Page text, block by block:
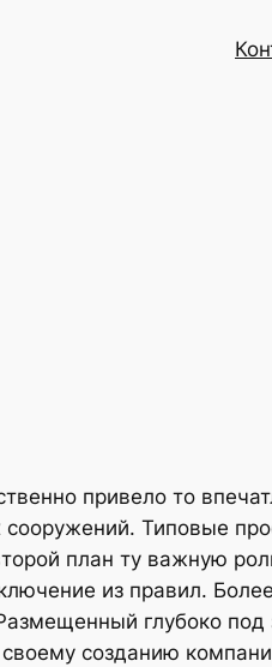
привело то
сооружений. Типовые
план ту важную
из правил.
глубоко под
созданию